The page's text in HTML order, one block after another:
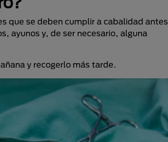
que se deben cumplir a cabalidad antes
ayunos y, de ser necesario, alguna
y recogerlo más tarde.